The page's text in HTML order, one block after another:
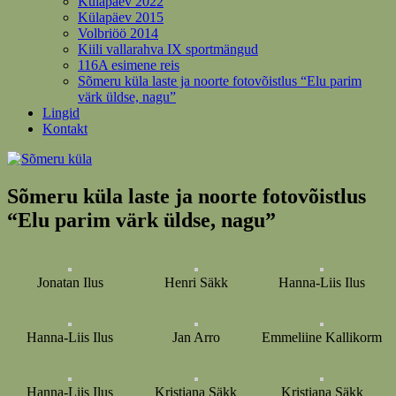
Külapäev 2015
Volbriöö 2014
Kiili vallarahva IX sportmängud
116A esimene reis
Sõmeru küla laste ja noorte fotovõistlus “Elu parim
värk üldse, nagu”
Lingid
Kontakt
Sõmeru küla laste ja noorte fotovõistlus
“Elu parim värk üldse, nagu”
Jonatan Ilus Henri Säkk Hanna-Liis Ilus
Hanna-Liis Ilus Jan Arro Emmeliine Kallikorm
Hanna-Liis Ilus Kristiana Säkk Kristiana Säkk